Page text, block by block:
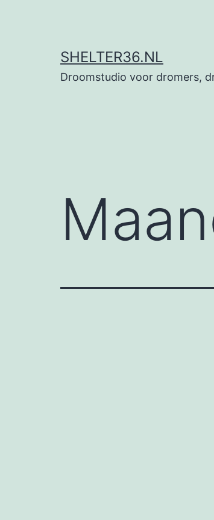
SHELTER36.NL
Droomstudio voor dromers,